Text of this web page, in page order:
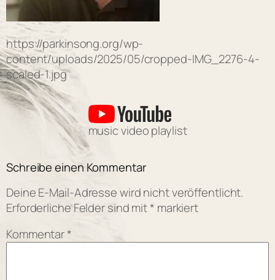
https://parkinsong.org/wp-
content/uploads/2025/05/cropped-IMG_2276-4-
scaled-1.jpg
music video playlist
Schreibe einen Kommentar
Deine E-Mail-Adresse wird nicht veröffentlicht.
Erforderliche Felder sind mit* markiert
Kommentar*